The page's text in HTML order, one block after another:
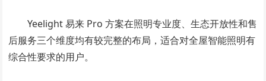
Yeelight 易来 Pro 方案在照明专业度、生态开放性和售
后服务三个维度均有较完整的布局，适合对全屋智能照明有
综合性要求的用户。